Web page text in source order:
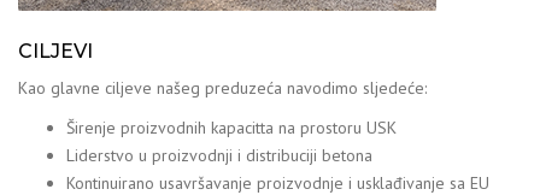
CILJEVI
Kao glavne ciljeve našeg preduzeća navodimo sljedeće:
Širenje proizvodnih kapacitta na prostoru USK
Liderstvo u proizvodnji i distribuciji betona
Kontinuirano usavršavanje proizvodnje i usklađivanje sa EU